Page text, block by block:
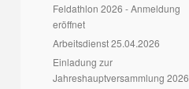
Feldathlon 2026 - Anmeldung
eröffnet
Arbeitsdienst 25.04.2026
Einladung zur
Jahreshauptversammlung 2026